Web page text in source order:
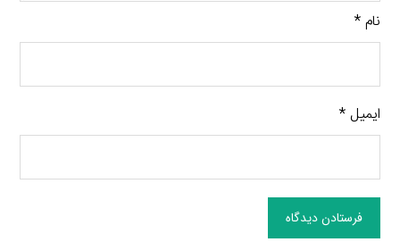
نام*
ایمیل*
فرستادن دیدگاه